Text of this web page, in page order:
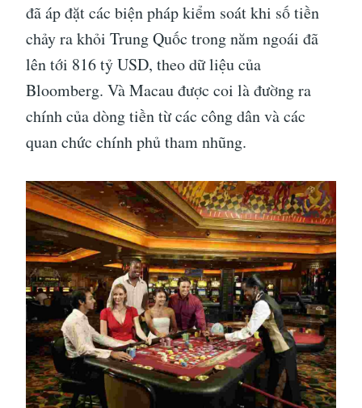
đã áp đặt các biện pháp kiểm soát khi số tiền
chảy ra khỏi Trung Quốc trong năm ngoái đã
lên tới 816 tỷ USD, theo dữ liệu của
Bloomberg. Và Macau được coi là đường ra
chính của dòng tiền từ các công dân và các
quan chức chính phủ tham nhũng.